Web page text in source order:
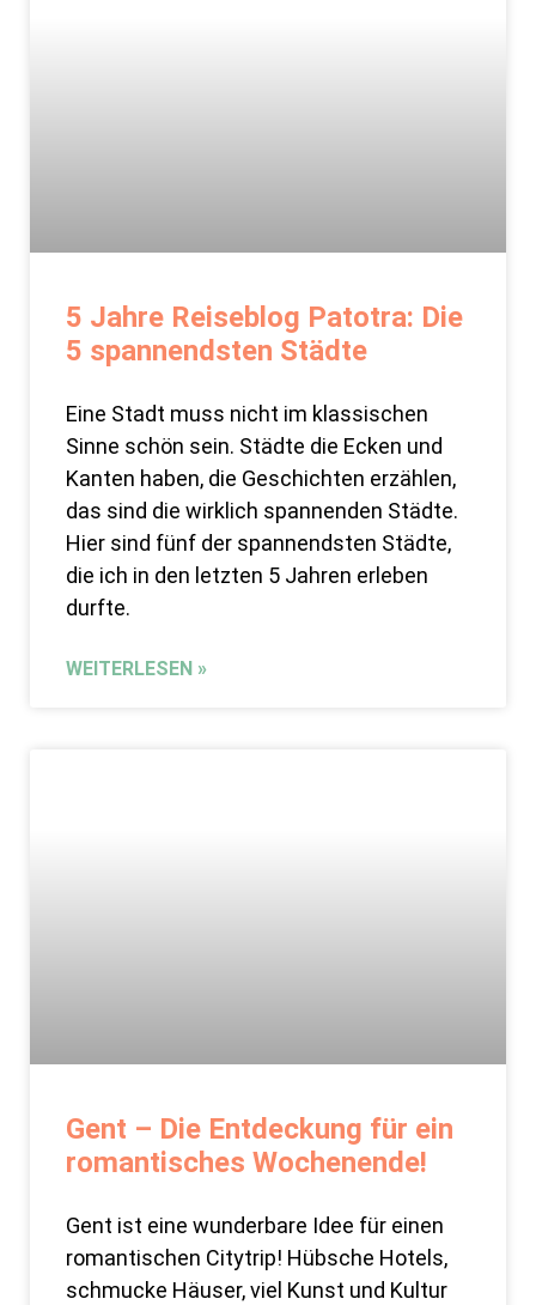
5 Jahre Reiseblog Patotra: Die
5 spannendsten Städte
Eine Stadt muss nicht im klassischen
Sinne schön sein. Städte die Ecken und
Kanten haben, die Geschichten erzählen,
das sind die wirklich spannenden Städte.
Hier sind fünf der spannendsten Städte,
die ich in den letzten 5 Jahren erleben
durfte.
WEITERLESEN »
Gent – Die Entdeckung für ein
romantisches Wochenende!
Gent ist eine wunderbare Idee für einen
romantischen Citytrip! Hübsche Hotels,
schmucke Häuser, viel Kunst und Kultur